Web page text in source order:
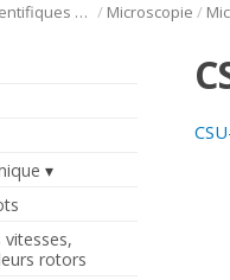
Plateformes scientifiques BMM / Microscopie /
rotors